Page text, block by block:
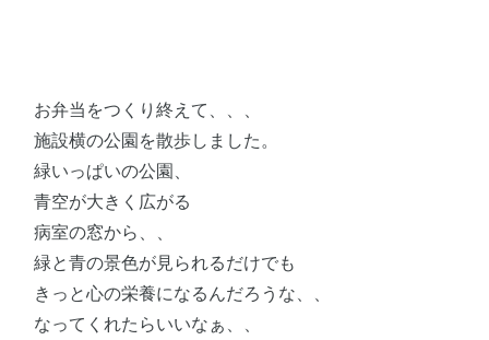
お弁当をつくり終えて、、、
施設横の公園を散歩しました。
緑いっぱいの公園、
青空が大きく広がる
病室の窓から、、
緑と青の景色が見られるだけでも
きっと心の栄養になるんだろうな、、
なってくれたらいいなぁ、、